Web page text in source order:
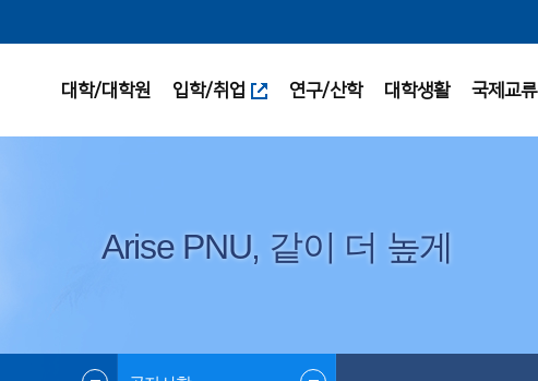
대학/대학원 입학/취업 연구/산학 대학생활 국제교류
Arise PNU, 같이 더 높게